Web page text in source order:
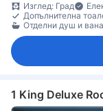
Изглед: Град
Допълнителна
Отделни душ и вана
1 King Deluxe